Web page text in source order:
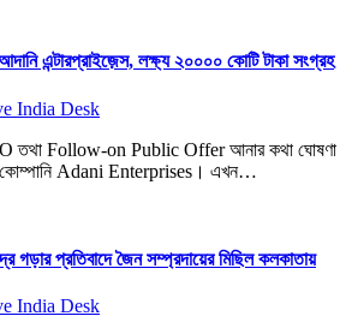
এন্টারপ্রাইজ়েস, লক্ষ্য ২০০০০ কোটি টাকা সংগ্রহ
India Desk
তথা Follow-on Public Offer আনার কথা ঘোষণা
কোম্পানি Adani Enterprises। এখন…
গড়ার প্রতিবাদে জৈন সম্প্রদায়ের মিছিল কলকাতায়
India Desk